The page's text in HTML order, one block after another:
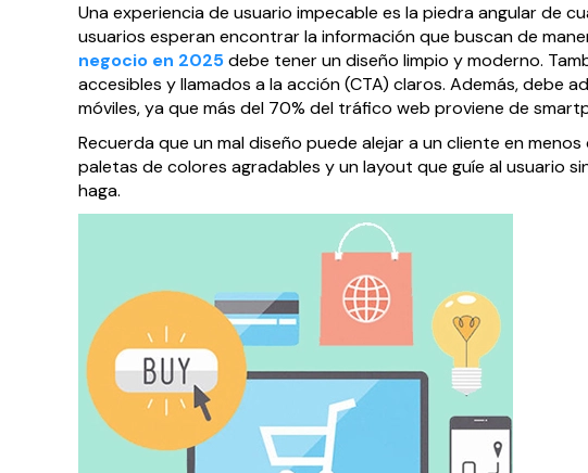
Una experiencia de usuario impecable es la piedra angular de
usuarios esperan encontrar la información que buscan de
negocio en 2025debe tener un diseño limpio y moderno.
accesibles y llamados a la acción (CTA) claros. Además, debe
móviles, ya que más del 70% del tráfico web proviene de
Recuerda que un mal diseño puede alejar a un cliente en
paletas de colores agradables y un layout que guíe al usuario
haga.